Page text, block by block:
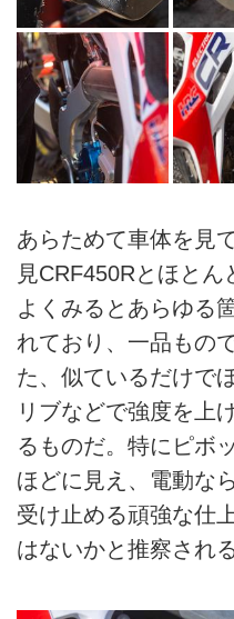
あらためて車体を見
見CRF450Rとほとん
よくみるとあらゆる
れており、一品もの
た、似ているだけで
リブなどで強度を上
るものだ。特にピボ
ほどに見え、電動な
受け止める頑強な仕
はないかと推察される